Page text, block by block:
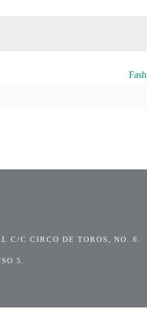
C/C CIRCO DE TOROS, NO. 6.
5.